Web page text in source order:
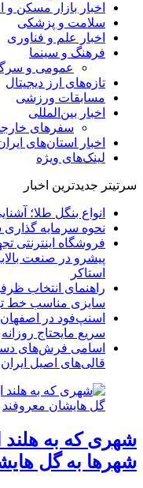
اخبار بازار مسکن و
سلامت و پزشکی
اخبار علم و فناوری
فرهنگ و سینما
عمومی و
تازه‌های ارز دیجیتال
مسابقات ورزشی
اخبار بین‌المللی
سفرهای
اخبار استان‌های
لینک‌های ویژه
سرتیتر جدیدترین اخبار
انواع بنگل طلا؛
نحوه سرمایه‌
فروشگاه اینترنتی
پیشرو در صنعت
استاکر
راهنمای انتخاب
سایزی مناسب خط
اسنپ‌فود در
سریع مایحتاج روزانه
اسامی فرش‌های
قالی‌های اصیل ایران
شهری که به
شهرها به گل